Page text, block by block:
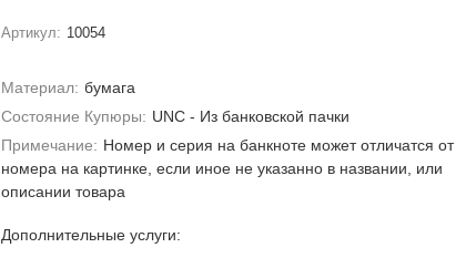
Артикул: 10054
Материал: бумага
Состояние Купюры: UNC - Из банковской пачки
Примечание: Номер и серия на банкноте может отличатся от
номера на картинке, если иное не указанно в названии, или
описании товара
Дополнительные услуги: